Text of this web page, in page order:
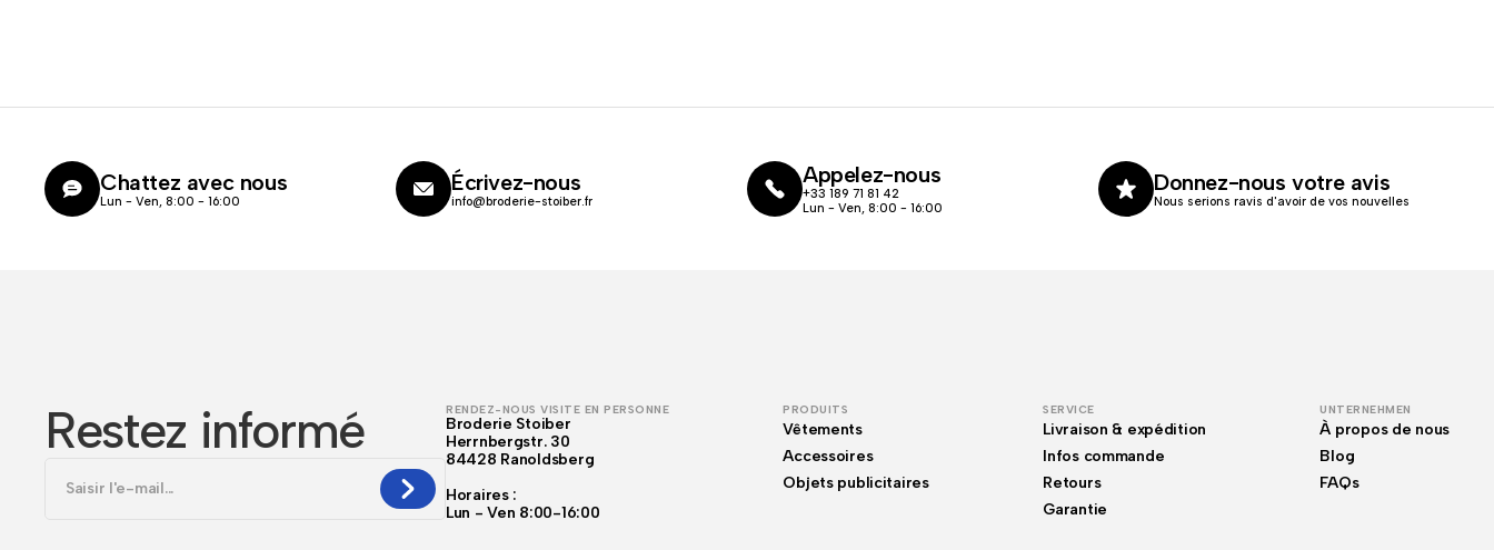
Chattez avec nous
Lun - Ven, 8:00 - 16:00
Écrivez-nous
info@broderie-stoiber.fr
Appelez-nous
+33 189 71 81 42
Lun - Ven, 8:00 - 16:00
Donnez-nous votre avis
Nous serions ravis d'avoir de vos nouvelles
Restez informé RENDEZ-NOUS VISITE EN PERSONNE
Broderie Stoiber
Herrnbergstr. 30
84428 Ranoldsberg
Horaires :
Lun - Ven 8:00-16:00
PRODUITS
Vêtements
Accessoires
Objets publicitaires
SERVICE
Livraison & expédition
Infos commande
Retours
Garantie
UNTERNEHMEN
À propos de nous
Blog
FAQs